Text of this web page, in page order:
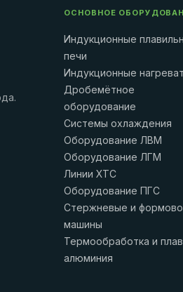
ОСНОВНОЕ
Индукционные
печи
Индукционные
Дробемётное
оборудование
Системы охлаждения
Оборудование ЛВМ
Оборудование ЛГМ
Линии ХТС
Оборудование ПГС
Стержневые и
машины
Термообработка и
алюминия